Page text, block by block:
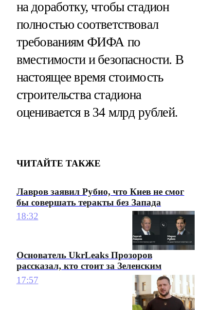
на доработку, чтобы стадион
полностью соответствовал
требованиям ФИФА по
вместимости и безопасности. В
настоящее время стоимость
строительства стадиона
оценивается в 34 млрд рублей.
ЧИТАЙТЕ ТАКЖЕ
Лавров заявил Рубио, что Киев не смог
бы совершать теракты без Запада
18:32
Основатель UkrLeaks Прозоров
рассказал, кто стоит за Зеленским
17:57